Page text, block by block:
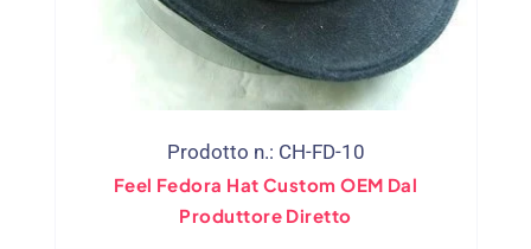
Prodotto n.: CH-FD-10
Feel Fedora Hat Custom OEM Dal
Produttore Diretto